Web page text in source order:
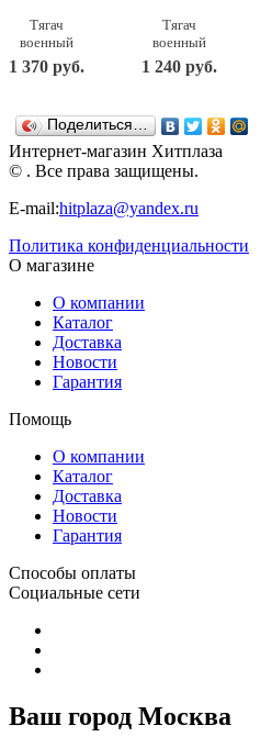
Тягач
военный
Щит с
вертолетом
см. Н-256
Нордпласт
1 370 руб.
Тягач
военный
Щит с
танком
см. Н-258
Нордпласт
1 240 руб.
Поделиться…
Интернет-магазин Хитплаза
© . Все права защищены.
E-mail:hitplaza@yandex.ru
Политика конфиденциальности
О магазине
О компании
Каталог
Доставка
Новости
Гарантия
Помощь
О компании
Каталог
Доставка
Новости
Гарантия
Способы оплаты
Социальные сети
Ваш город Москва